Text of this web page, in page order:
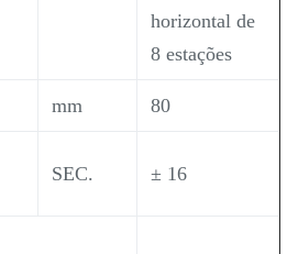
horizontal de
8 estações
mm 80
SEC. ± 16